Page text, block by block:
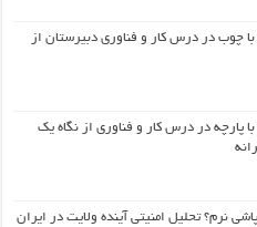
چوب در درس کار و فناوری دبیرستان از
پارچه در درس کار و فناوری از نگاه یک
نرم؟ تحلیل امنیتی آینده ولایت در ایران